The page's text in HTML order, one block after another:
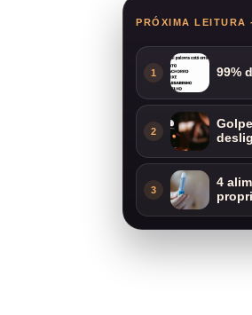
PRÓXIMA LEITURA
1 99%
2
3
4